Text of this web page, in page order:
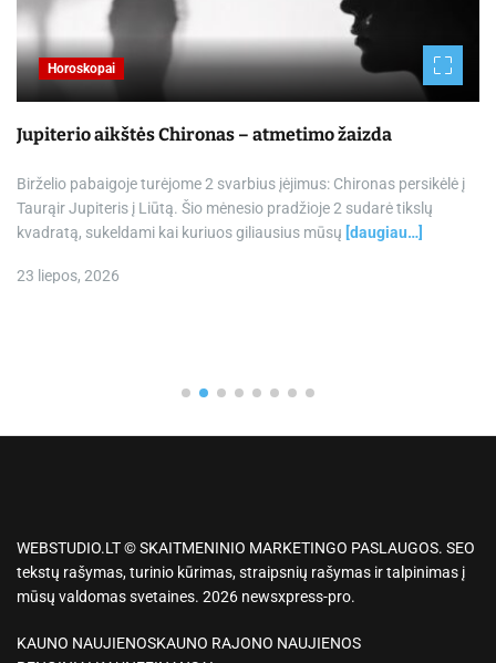
Horoskopai
Jupiterio aikštės Chironas – atmetimo žaizda
Birželio pabaigoje turėjome 2 svarbius įėjimus: Chironas persikėlė į
Taurąir Jupiteris į Liūtą. Šio mėnesio pradžioje 2 sudarė tikslų
kvadratą, sukeldami kai kuriuos giliausius mūsų [daugiau…]
23 liepos, 2026
WEBSTUDIO.LT © SKAITMENINIO MARKETINGO PASLAUGOS. SEO
tekstų rašymas, turinio kūrimas, straipsnių rašymas ir talpinimas į
mūsų valdomas svetaines. 2026 newsxpress-pro.
KAUNO NAUJIENOSKAUNO RAJONO NAUJIENOS